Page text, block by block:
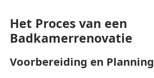
Het Proces van een
Badkamerrenovatie
Voorbereiding en Planning